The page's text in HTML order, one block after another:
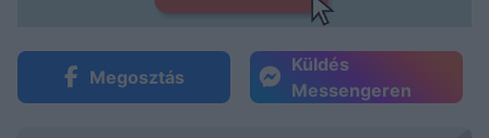
Megosztás
Küldés
Messengeren